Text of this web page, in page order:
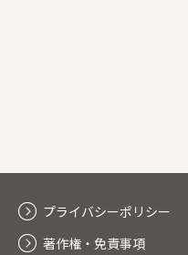
プライバシーポリシー
著作権・免責事項